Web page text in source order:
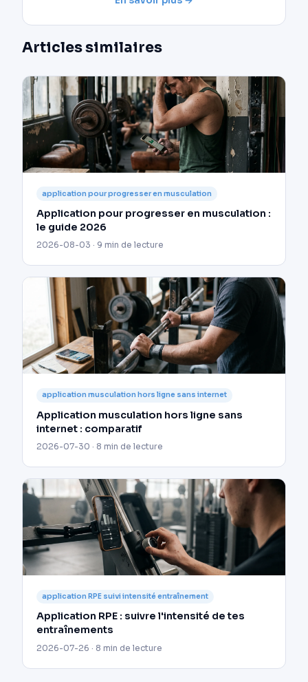
Articles similaires
application pour progresser en musculation
Application pour progresser en musculation :
le guide 2026
2026-08-03 · 9 min de lecture
application musculation hors ligne sans internet
Application musculation hors ligne sans
internet : comparatif
2026-07-30 · 8 min de lecture
application RPE suivi intensité entraînement
Application RPE : suivre l'intensité de tes
entraînements
2026-07-26 · 8 min de lecture